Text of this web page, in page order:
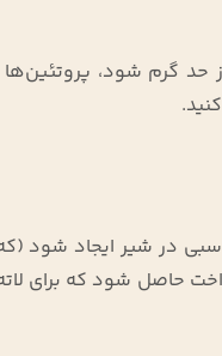
است. اگر شیر بیش از حد گرم شود،
.
در شیر ایجاد شود
حاصل شود که برای